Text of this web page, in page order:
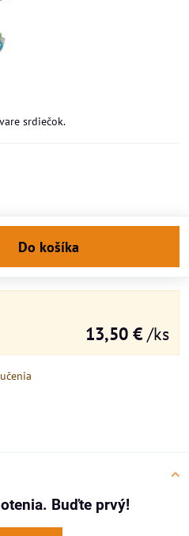
srdiečok.
Do košíka
13,50 € /ks
Buďte prvý!